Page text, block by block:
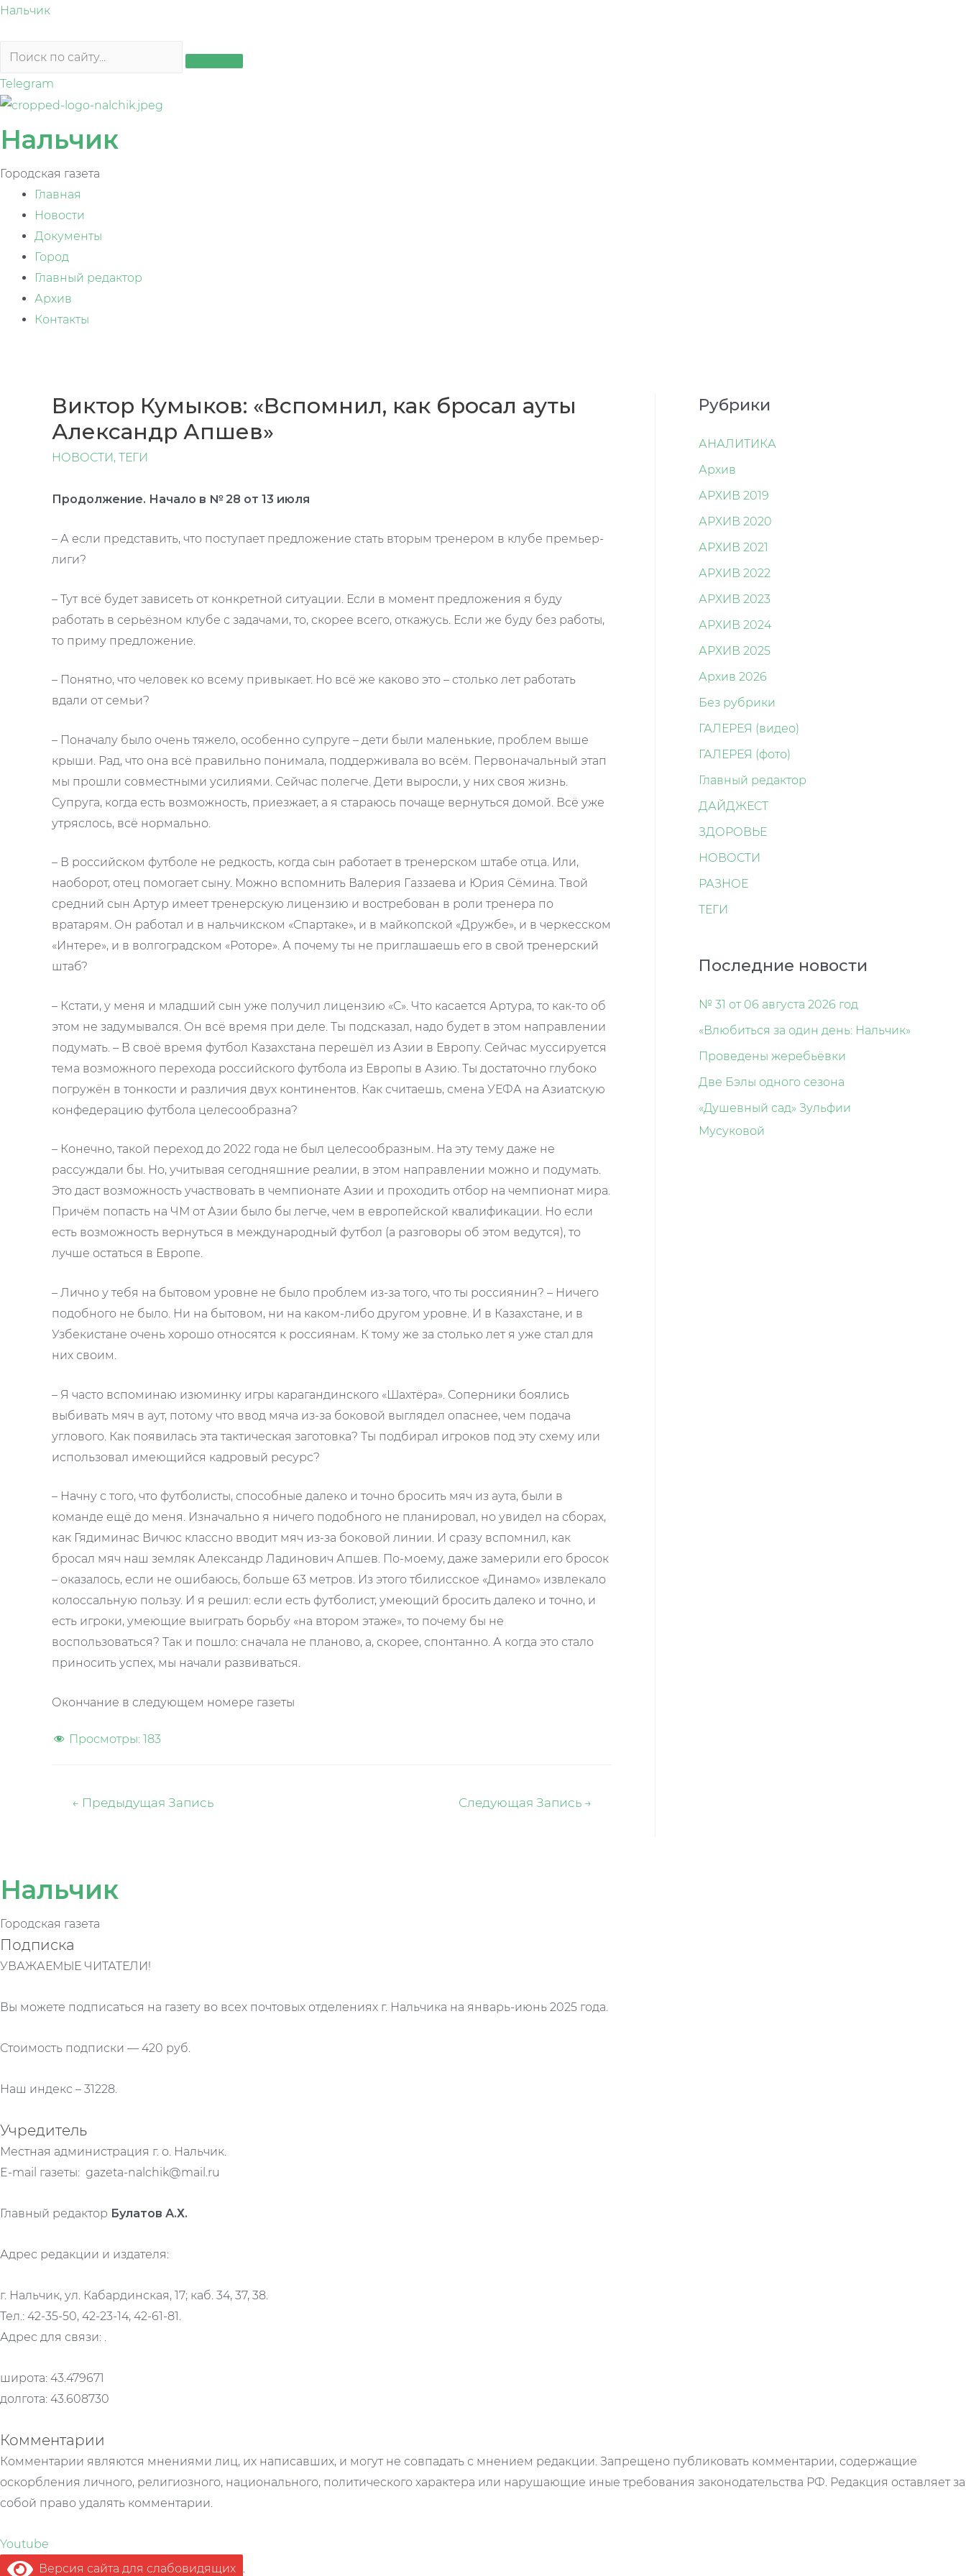
Перейти
содержимому
Нальчик
Telegram
Нальчик
Городская газета
Главная
Новости
Документы
Город
Главный редактор
Архив
Контакты
Виктор Кумыков: «Вспомнил, как бросал ауты
Александр Апшев»
НОВОСТИ, ТЕГИ
Продолжение. Начало в № 28 от 13 июля
– А если представить, что поступает предложение стать вторым тренером в клубе премьер-
лиги?
– Тут всё будет зависеть от конкретной ситуации. Если в момент предложения я буду
работать в серьёзном клубе с задачами, то, скорее всего, откажусь. Если же буду без работы,
то приму предложение.
– Понятно, что человек ко всему привыкает. Но всё же каково это – столько лет работать
вдали от семьи?
– Поначалу было очень тяжело, особенно супруге – дети были маленькие, проблем выше
крыши. Рад, что она всё правильно понимала, поддерживала во всём. Первоначальный этап
мы прошли совместными усилиями. Сейчас полегче. Дети выросли, у них своя жизнь.
Супруга, когда есть возможность, приезжает, а я стараюсь почаще вернуться домой. Всё уже
утряслось, всё нормально.
– В российском футболе не редкость, когда сын работает в тренерском штабе отца. Или,
наоборот, отец помогает сыну. Можно вспомнить Валерия Газзаева и Юрия Сёмина. Твой
средний сын Артур имеет тренерскую лицензию и востребован в роли тренера по
вратарям. Он работал и в нальчикском «Спартаке», и в майкопской «Дружбе», и в черкесском
«Интере», и в волгоградском «Роторе». А почему ты не приглашаешь его в свой тренерский
штаб?
– Кстати, у меня и младший сын уже получил лицензию «С». Что касается Артура, то как-то об
этом не задумывался. Он всё время при деле. Ты подсказал, надо будет в этом направлении
подумать. – В своё время футбол Казахстана перешёл из Азии в Европу. Сейчас муссируется
тема возможного перехода российского футбола из Европы в Азию. Ты достаточно глубоко
погружён в тонкости и различия двух континентов. Как считаешь, смена УЕФА на Азиатскую
конфедерацию футбола целесообразна?
– Конечно, такой переход до 2022 года не был целесообразным. На эту тему даже не
рассуждали бы. Но, учитывая сегодняшние реалии, в этом направлении можно и подумать.
Это даст возможность участвовать в чемпионате Азии и проходить отбор на чемпионат мира.
Причём попасть на ЧМ от Азии было бы легче, чем в европейской квалификации. Но если
есть возможность вернуться в международный футбол (а разговоры об этом ведутся), то
лучше остаться в Европе.
– Лично у тебя на бытовом уровне не было проблем из-за того, что ты россиянин? – Ничего
подобного не было. Ни на бытовом, ни на каком-либо другом уровне. И в Казахстане, и в
Узбекистане очень хорошо относятся к россиянам. К тому же за столько лет я уже стал для
них своим.
– Я часто вспоминаю изюминку игры карагандинского «Шахтёра». Соперники боялись
выбивать мяч в аут, потому что ввод мяча из-за боковой выглядел опаснее, чем подача
углового. Как появилась эта тактическая заготовка? Ты подбирал игроков под эту схему или
использовал имеющийся кадровый ресурс?
– Начну с того, что футболисты, способные далеко и точно бросить мяч из аута, были в
команде ещё до меня. Изначально я ничего подобного не планировал, но увидел на сборах,
как Гядиминас Вичюс классно вводит мяч из-за боковой линии. И сразу вспомнил, как
бросал мяч наш земляк Александр Ладинович Апшев. По-моему, даже замерили его бросок
– оказалось, если не ошибаюсь, больше 63 метров. Из этого тбилисское «Динамо» извлекало
колоссальную пользу. И я решил: если есть футболист, умеющий бросить далеко и точно, и
есть игроки, умеющие выиграть борьбу «на втором этаже», то почему бы не
воспользоваться? Так и пошло: сначала не планово, а, скорее, спонтанно. А когда это стало
приносить успех, мы начали развиваться.
Окончание в следующем номере газеты
Просмотры: 183
Навигация
← Предыдущая Запись Следующая Запись →
Рубрики
АНАЛИТИКА
Архив
АРХИВ 2019
АРХИВ 2020
АРХИВ 2021
АРХИВ 2022
АРХИВ 2023
АРХИВ 2024
АРХИВ 2025
Архив 2026
Без рубрики
ГАЛЕРЕЯ (видео)
ГАЛЕРЕЯ (фото)
Главный редактор
ДАЙДЖЕСТ
ЗДОРОВЬЕ
НОВОСТИ
РАЗНОЕ
ТЕГИ
Последние новости
№ 31 от 06 августа 2026 год
«Влюбиться за один день: Нальчик»
Проведены жеребьёвки
Две Бэлы одного сезона
«Душевный сад» Зульфии
Мусуковой
Нальчик
Городская газета
Подписка
УВАЖАЕМЫЕ ЧИТАТЕЛИ!
Вы можете подписаться на газету во всех почтовых отделениях г. Нальчика на январь-июнь 2025 года.
Стоимость подписки — 420 руб.
Наш индекс – 31228.
Учредитель
Местная администрация г. о. Нальчик.
E-mail газеты: gazeta-nalchik@mail.ru
Главный редактор Булатов А.Х.
Адрес редакции и издателя:
г. Нальчик, ул. Кабардинская, 17; каб. 34, 37, 38.
Тел.: 42-35-50, 42-23-14, 42-61-81.
Адрес для связи: .
широта: 43.479671
долгота: 43.608730
Комментарии
Комментарии являются мнениями лиц, их написавших, и могут не совпадать с мнением редакции. Запрещено публиковать комментарии, содержащие
оскорбления личного, религиозного, национального, политического характера или нарушающие иные требования законодательства РФ. Редакция оставляет за
собой право удалять комментарии.
Youtube
Версия сайта для слабовидящих .